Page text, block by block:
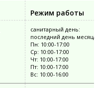
Режим работы
санитарный день:
последний день месяца
Пн: 10:00-17:00
Ср: 10:00-17:00
Чт: 10:00-17:00
Пт: 10:00-17:00
Вс: 10:00-16:00